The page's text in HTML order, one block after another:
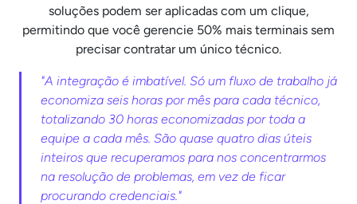
soluções podem ser aplicadas com um clique,
permitindo que você gerencie 50% mais terminais sem
precisar contratar um único técnico.
"A integração é imbatível. Só um fluxo de trabalho já
economiza seis horas por mês para cada técnico,
totalizando 30 horas economizadas por toda a
equipe a cada mês. São quase quatro dias úteis
inteiros que recuperamos para nos concentrarmos
na resolução de problemas, em vez de ficar
procurando credenciais."